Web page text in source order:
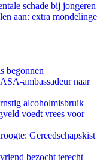
schade bij jongeren
aan: extra mondelinge
begonnen
ambassadeur naar
alcoholmisbruik
voedt vrees voor
Gereedschapskist
bezocht terecht